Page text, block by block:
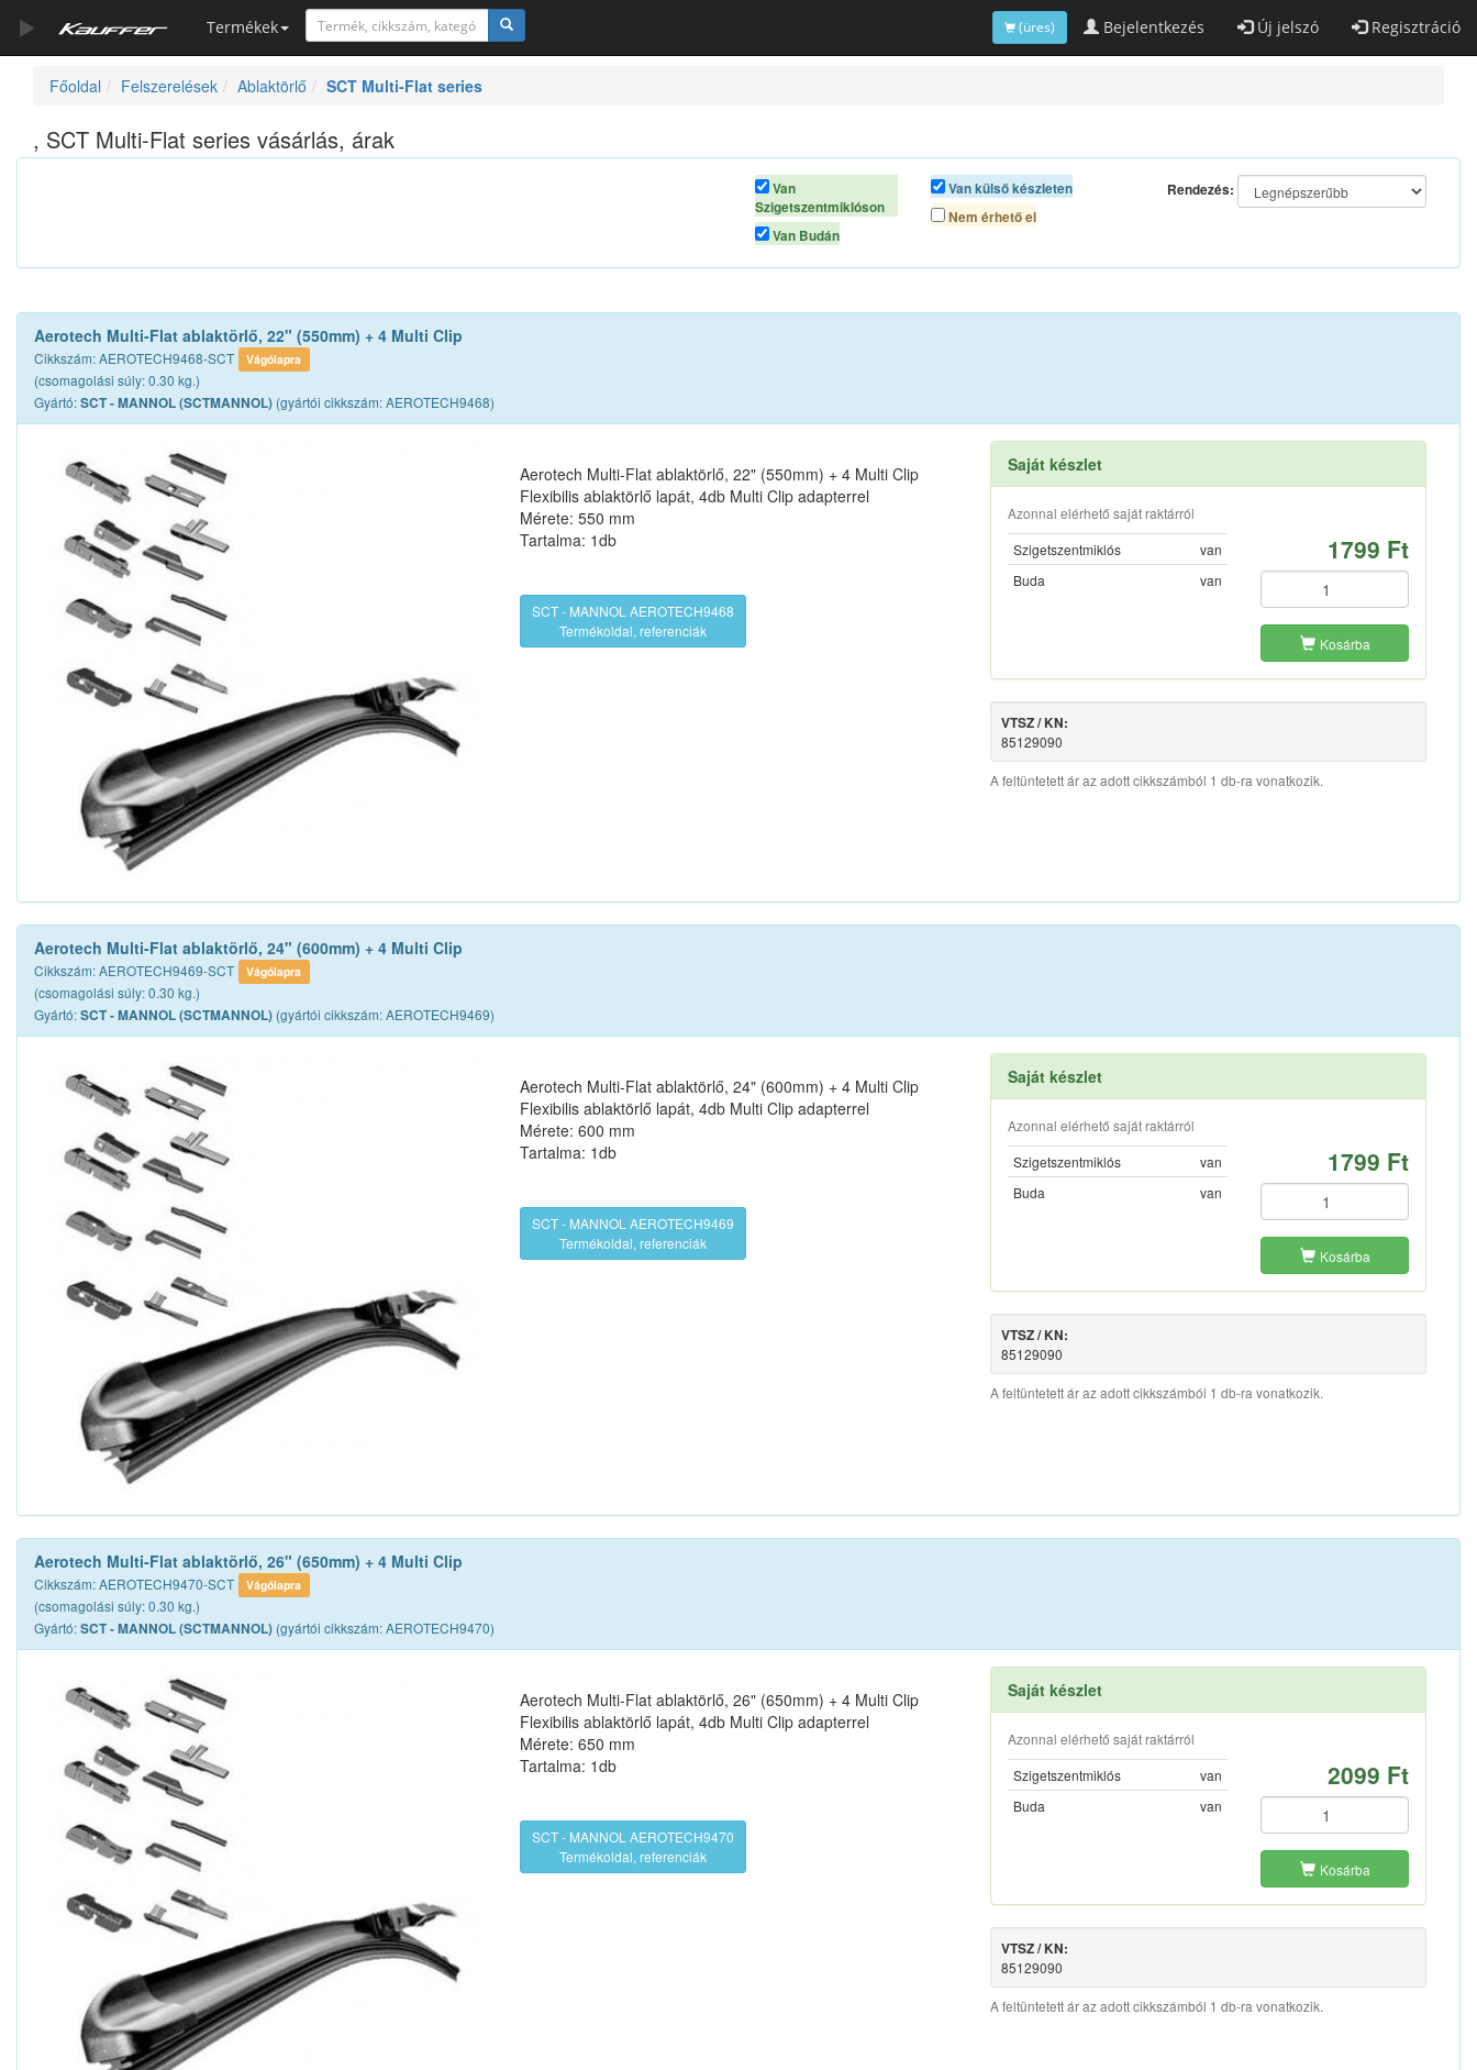
Termékek Bejelentkezés Új jelszó Regisztráció
(üres)
Szerszámkatalógus
Kosár
Főoldal Felszerelések Ablaktörlő SCT Multi-Flat series
, SCT Multi-Flat series vásárlás, árak
Van
Szigetszentmiklóson
Van Budán
Van külső készleten
Nem érhető el
Rendezés:
Aerotech Multi-Flat ablaktörlő, 22" (550mm) + 4 Multi Clip
Cikkszám: AEROTECH9468-SCT Vágólapra
(csomagolási súly: 0.30 kg.)
Gyártó:SCT - MANNOL (SCTMANNOL) (gyártói cikkszám: AEROTECH9468)
Aerotech Multi-Flat ablaktörlő, 22" (550mm) + 4 Multi Clip
Flexibilis ablaktörlő lapát, 4db Multi Clip adapterrel
Mérete: 550 mm
Tartalma: 1db
SCT - MANNOL AEROTECH9468
Termékoldal, referenciák
Saját készlet
Azonnal elérhető saját raktárról
Szigetszentmiklós
van
Buda
van
1799 Ft
Kosárba
VTSZ / KN:
85129090
A feltüntetett ár az adott cikkszámból 1 db-ra vonatkozik.
Aerotech Multi-Flat ablaktörlő, 24" (600mm) + 4 Multi Clip
Cikkszám: AEROTECH9469-SCT Vágólapra
(csomagolási súly: 0.30 kg.)
Gyártó:SCT - MANNOL (SCTMANNOL) (gyártói cikkszám: AEROTECH9469)
Aerotech Multi-Flat ablaktörlő, 24" (600mm) + 4 Multi Clip
Flexibilis ablaktörlő lapát, 4db Multi Clip adapterrel
Mérete: 600 mm
Tartalma: 1db
SCT - MANNOL AEROTECH9469
Termékoldal, referenciák
Saját készlet
Azonnal elérhető saját raktárról
Szigetszentmiklós
van
Buda
van
1799 Ft
Kosárba
VTSZ / KN:
85129090
A feltüntetett ár az adott cikkszámból 1 db-ra vonatkozik.
Aerotech Multi-Flat ablaktörlő, 26" (650mm) + 4 Multi Clip
Cikkszám: AEROTECH9470-SCT Vágólapra
(csomagolási súly: 0.30 kg.)
Gyártó:SCT - MANNOL (SCTMANNOL) (gyártói cikkszám: AEROTECH9470)
Aerotech Multi-Flat ablaktörlő, 26" (650mm) + 4 Multi Clip
Flexibilis ablaktörlő lapát, 4db Multi Clip adapterrel
Mérete: 650 mm
Tartalma: 1db
SCT - MANNOL AEROTECH9470
Termékoldal, referenciák
Saját készlet
Azonnal elérhető saját raktárról
Szigetszentmiklós
van
Buda
van
2099 Ft
Kosárba
VTSZ / KN:
85129090
A feltüntetett ár az adott cikkszámból 1 db-ra vonatkozik.